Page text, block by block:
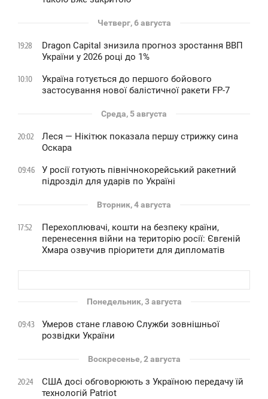
Четверг, 6 августа
19:28
Dragon Capital знизила прогноз зростання ВВП
України у 2026 році до 1%
10:10
Україна готується до першого бойового
застосування нової балістичної ракети FP-7
Среда, 5 августа
20:02
Леся — Нікітюк показала першу стрижку сина
Оскара
09:46
У росії готують північнокорейський ракетний
підрозділ для ударів по Україні
Вторник, 4 августа
17:52
Перехоплювачі, кошти на безпеку країни,
перенесення війни на територію росії: Євгеній
Хмара озвучив пріоритети для дипломатів
Понедельник, 3 августа
09:43
Умеров стане главою Служби зовнішньої
розвідки України
Воскресенье, 2 августа
20:24
США досі обговорюють з Україною передачу їй
технологій Patriot